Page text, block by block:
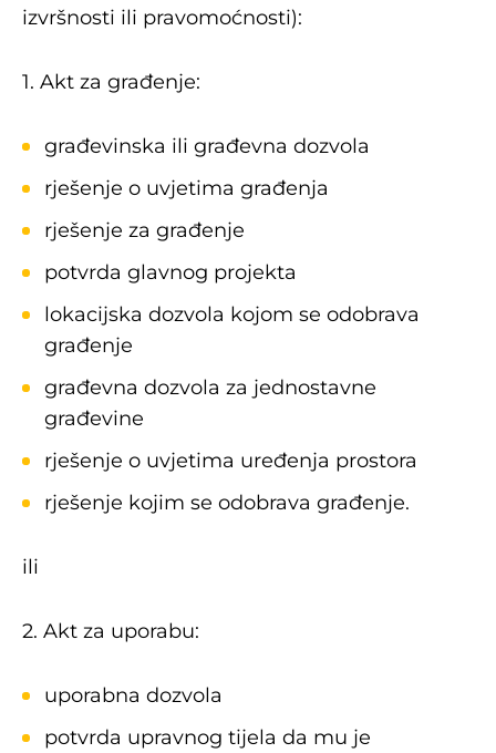
izvršnosti ili pravomoćnosti):
1. Akt za građenje:
građevinska ili građevna dozvola
rješenje o uvjetima građenja
rješenje za građenje
potvrda glavnog projekta
lokacijska dozvola kojom se odobrava
građenje
građevna dozvola za jednostavne
građevine
rješenje o uvjetima uređenja prostora
rješenje kojim se odobrava građenje.
ili
2. Akt za uporabu:
uporabna dozvola
potvrda upravnog tijela da mu je